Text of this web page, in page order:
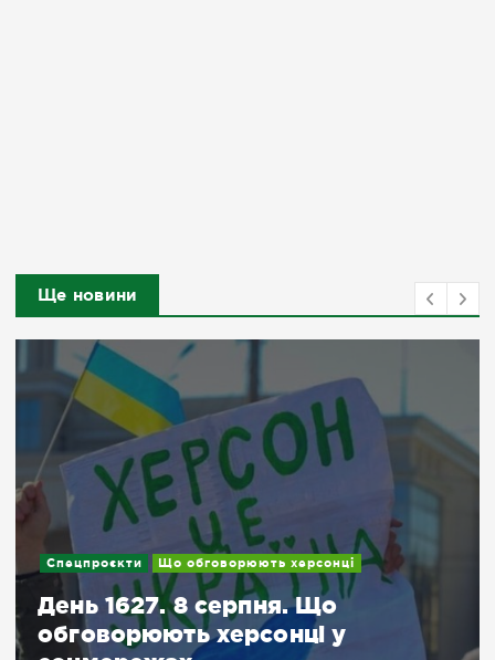
Ще новини
Спецпроєкти Що обговорюють херсонці
День 1627. 8 серпня. Що
обговорюють херсонці у